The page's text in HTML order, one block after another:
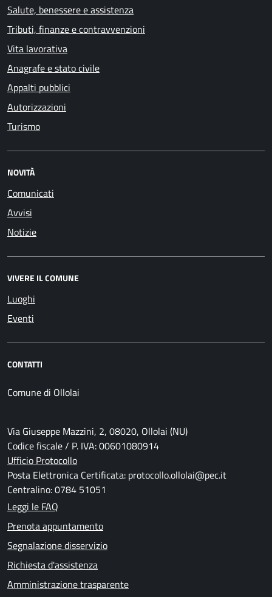
Salute, benessere e assistenza
Tributi, finanze e contravvenzioni
Vita lavorativa
Anagrafe e stato civile
Appalti pubblici
Autorizzazioni
Turismo
NOVITÀ
Comunicati
Avvisi
Notizie
VIVERE IL COMUNE
Luoghi
Eventi
CONTATTI
Comune di Ollolai
Via Giuseppe Mazzini, 2, 08020, Ollolai (NU)
Codice fiscale / P. IVA: 00601080914
Ufficio Protocollo
Posta Elettronica Certificata: protocollo.ollolai@pec.it
Centralino: 0784 51051
Leggi le FAQ
Prenota appuntamento
Segnalazione disservizio
Richiesta d'assistenza
Amministrazione trasparente